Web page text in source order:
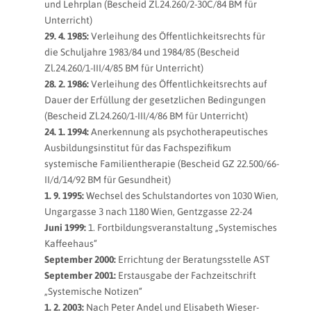
und Lehrplan (Bescheid Zl.24.260/2-30C/84 BM für
Unterricht)
29. 4. 1985:Verleihung des Öffentlichkeitsrechts für
die Schuljahre 1983/84 und 1984/85 (Bescheid
Zl.24.260/1-III/4/85 BM für Unterricht)
28. 2. 1986:Verleihung des Öffentlichkeitsrechts auf
Dauer der Erfüllung der gesetzlichen Bedingungen
(Bescheid Zl.24.260/1-III/4/86 BM für Unterricht)
24. 1. 1994:Anerkennung als psychotherapeutisches
Ausbildungsinstitut für das Fachspezifikum
systemische Familientherapie (Bescheid GZ 22.500/66-
II/d/14/92 BM für Gesundheit)
1. 9. 1995:Wechsel des Schulstandortes von 1030 Wien,
Ungargasse 3 nach 1180 Wien, Gentzgasse 22-24
Juni 1999:1. Fortbildungsveranstaltung „Systemisches
Kaffeehaus“
September 2000:Errichtung der Beratungsstelle AST
September 2001:Erstausgabe der Fachzeitschrift
„Systemische Notizen“
1. 2. 2003:Nach Peter Andel und Elisabeth Wieser-